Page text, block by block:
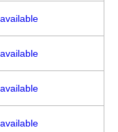
available
available
available
available